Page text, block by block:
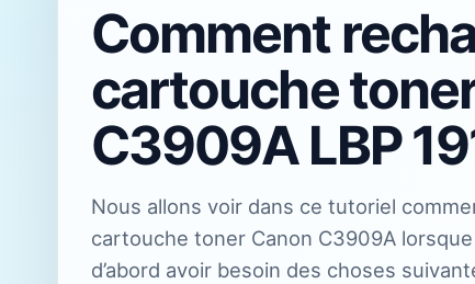
Comment
cartouche
C3909A LBP
Nous allons voir dans ce tutoriel
cartouche toner Canon C3909A
d’abord avoir besoin des choses